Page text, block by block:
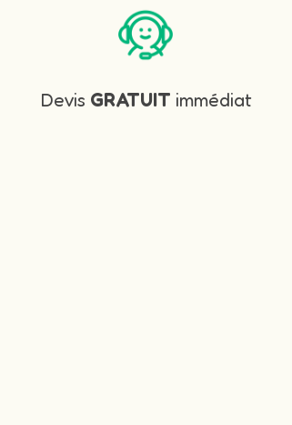
Devis GRATUIT immédiat